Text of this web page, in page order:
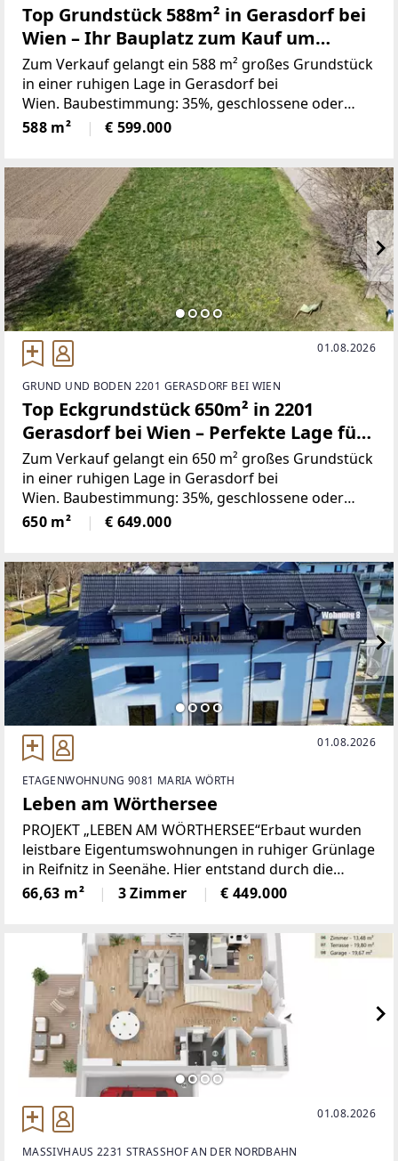
Top Grundstück 588m² in Gerasdorf bei
Wien – Ihr Bauplatz zum Kauf um
599.000 €!
Zum Verkauf gelangt ein 588 m² großes Grundstück
in einer ruhigen Lage in Gerasdorf bei
Wien. Baubestimmung: 35%, geschlossene oder
offene Bauweise, Bauklasse NOE: I, II - Höhe max.
8m.Ca. Maßen: Tiefe 30m , Breite
588 m² € 599.000
01.08.2026
GRUND UND BODEN 2201 GERASDORF BEI WIEN
Top Eckgrundstück 650m² in 2201
Gerasdorf bei Wien – Perfekte Lage für
Ihr Bauprojekt!
Zum Verkauf gelangt ein 650 m² großes Grundstück
in einer ruhigen Lage in Gerasdorf bei
Wien. Baubestimmung: 35%, geschlossene oder
offene Bauweise, Bauklasse NOE: I, II - Höhe max.
8m.Ca. Maßen: Tiefe zwischen
650 m² € 649.000
01.08.2026
ETAGENWOHNUNG 9081 MARIA WÖRTH
Leben am Wörthersee
PROJEKT „LEBEN AM WÖRTHERSEE“Erbaut wurden
leistbare Eigentumswohnungen in ruhiger Grünlage
in Reifnitz in Seenähe. Hier entstand durch die
Verbindung zweier Häuser ein interessantes Projekt
mit verschiedenen Möglichkeiten.Das ehemalige
66,63 m² 3 Zimmer € 449.000
01.08.2026
MASSIVHAUS 2231 STRASSHOF AN DER NORDBAHN